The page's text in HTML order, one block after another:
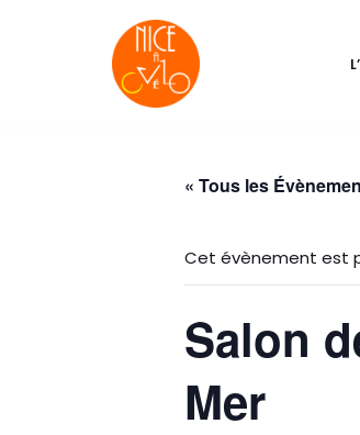
« Tous les
Cet évènement est
Salon
Mer